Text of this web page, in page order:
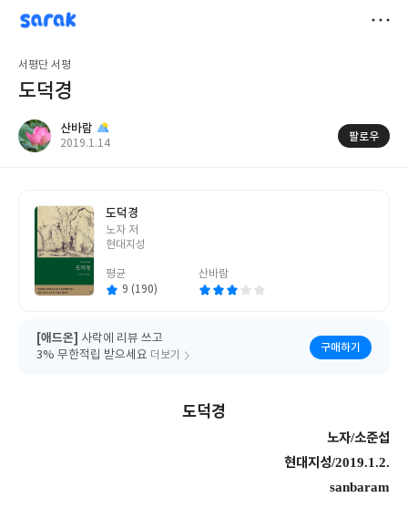
sarak
산바람
서평단 서평
도덕경
산바람
작
2019.1.14
팔로우
도덕경
글
쓴
노자 저
현대지성
평균
9 (190)
산바람
[애드온] 사락에 리뷰 쓰고
3% 무한적립 받으세요 더보기
구매하기
도덕경
노자/소준섭
현대지성/2019.1.2.
sanbaram